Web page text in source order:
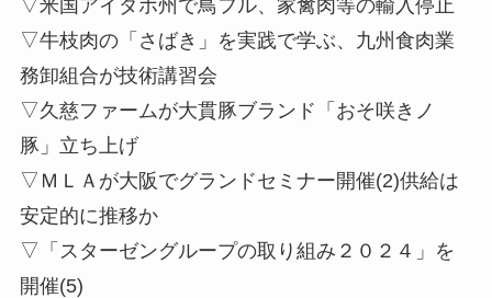
▽米国アイダホ州で鳥フル、家禽肉等の輸入停止
▽牛枝肉の「さばき」を実践で学ぶ、九州食肉業
務卸組合が技術講習会
▽久慈ファームが大貫豚ブランド「おそ咲きノ
豚」立ち上げ
▽ＭＬＡが大阪でグランドセミナー開催(2)供給は
安定的に推移か
▽「スターゼングループの取り組み２０２４」を
開催(5)